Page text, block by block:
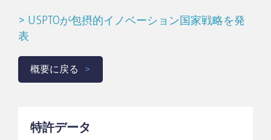
> USPTOが包摂的イノベーション国家戦略を発
表
概要に戻る
特許データ